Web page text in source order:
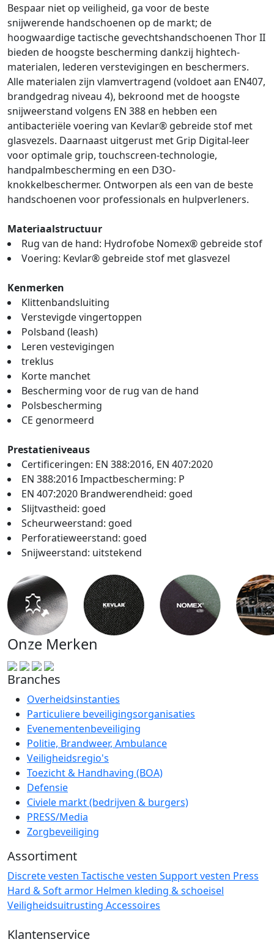
Bespaar niet op veiligheid, ga voor de beste
snijwerende handschoenen op de markt; de
hoogwaardige tactische gevechtshandschoenen Thor II
bieden de hoogste bescherming dankzij hightech-
materialen, lederen verstevigingen en beschermers.
Alle materialen zijn vlamvertragend (voldoet aan EN407,
brandgedrag niveau 4), bekroond met de hoogste
snijweerstand volgens EN 388 en hebben een
antibacteriële voering van Kevlar® gebreide stof met
glasvezels. Daarnaast uitgerust met Grip Digital-leer
voor optimale grip, touchscreen-technologie,
handpalmbescherming en een D3O-
knokkelbeschermer. Ontworpen als een van de beste
handschoenen voor professionals en hulpverleners.
Materiaalstructuur
Rug van de hand: Hydrofobe Nomex® gebreide stof
Voering: Kevlar® gebreide stof met glasvezel
Kenmerken
Klittenbandsluiting
Verstevigde vingertoppen
Polsband (leash)
Leren vestevigingen
treklus
Korte manchet
Bescherming voor de rug van de hand
Polsbescherming
CE genormeerd
Prestatieniveaus
Certificeringen: EN 388:2016, EN 407:2020
EN 388:2016 Impactbescherming: P
EN 407:2020 Brandwerendheid: goed
Slijtvastheid: goed
Scheurweerstand: goed
Perforatieweerstand: goed
Snijweerstand: uitstekend
Onze Merken
Branches
Overheidsinstanties
Particuliere beveiligingsorganisaties
Evenementenbeveiliging
Politie, Brandweer, Ambulance
Veiligheidsregio's
Toezicht & Handhaving (BOA)
Defensie
Civiele markt (bedrijven & burgers)
PRESS/Media
Zorgbeveiliging
Assortiment
Discrete vesten Tactische vesten Support vesten Press
Hard & Soft armor Helmen kleding & schoeisel
Veiligheidsuitrusting Accessoires
Klantenservice